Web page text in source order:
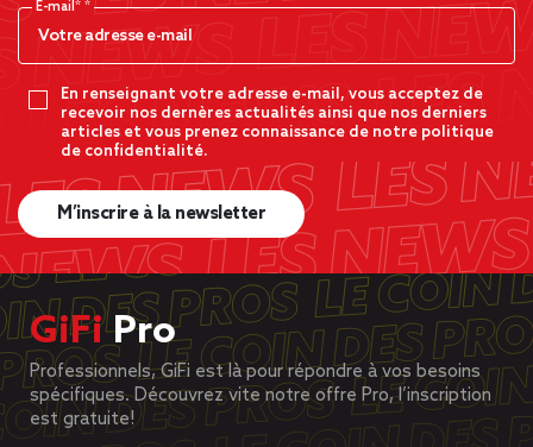
E-mail*
En renseignant votre adresse e-mail, vous acceptez de
recevoir nos dernères actualités ainsi que nos derniers
articles et vous prenez connaissance de notre politique
de confidentialité.
M’inscrire à la newsletter
GiFiPro
Professionnels, GiFi est là pour répondre à vos besoins
spécifiques. Découvrez vite notre offre Pro, l’inscription
est gratuite!